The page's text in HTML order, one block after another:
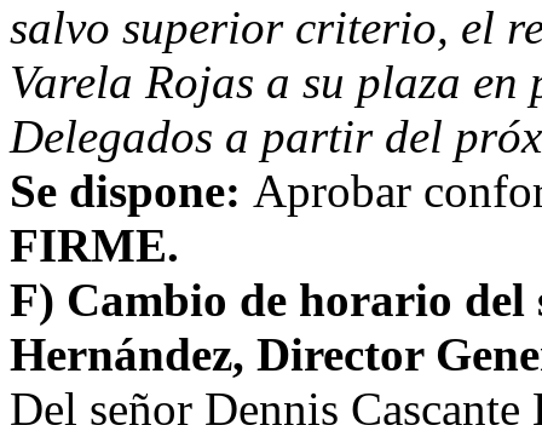
salvo superior criterio, el
Varela Rojas a su plaza
Delegados a partir del
Se dispone: Aprobar
FIRME.
F) Cambio de horario del
Hernández, Director
Del señor Dennis